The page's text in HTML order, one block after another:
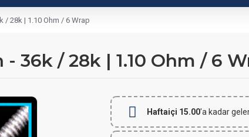
/ 28k | 1.10 Ohm / 6 Wrap
36k / 28k | 1.10 Ohm / 6
Haftaiçi 15.00'a kadar